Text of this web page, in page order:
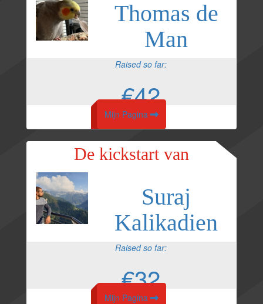
Thomas de
Man
Raised so far:
€42
Mijn Pagina
De kickstart van
Suraj
Kalikadien
Raised so far:
€32
Mijn Pagina